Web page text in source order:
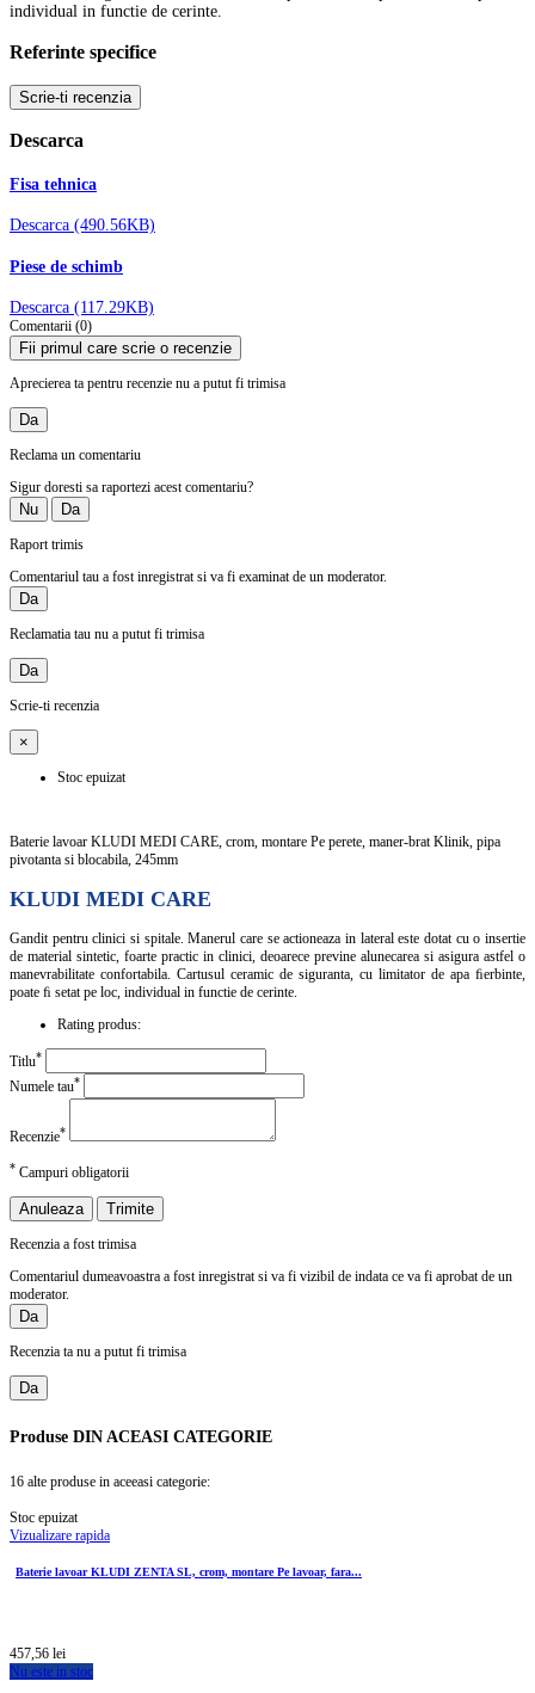
individual in functie de cerinte.
Referinte specifice
Scrie-ti recenzia
Descarca
Fisa tehnica
Descarca (490.56KB)
Piese de schimb
Descarca (117.29KB)
Comentarii (0)
Fii primul care scrie o recenzie
Aprecierea ta pentru recenzie nu a putut fi trimisa
Da
Reclama un comentariu
Sigur doresti sa raportezi acest comentariu?
Nu Da
Raport trimis
Comentariul tau a fost inregistrat si va fi examinat de un moderator.
Da
Reclamatia tau nu a putut fi trimisa
Da
Scrie-ti recenzia
×
Stoc epuizat
Baterie lavoar KLUDI MEDI CARE, crom, montare Pe perete, maner-brat Klinik, pipa
pivotanta si blocabila, 245mm
KLUDI MEDI CARE
Gandit pentru clinici si spitale. Manerul care se actioneaza in lateral este dotat cu o insertie
de material sintetic, foarte practic in clinici, deoarece previne alunecarea si asigura astfel o
manevrabilitate confortabila. Cartusul ceramic de siguranta, cu limitator de apa ﬁerbinte,
poate ﬁ setat pe loc, individual in functie de cerinte.
Rating produs:
Titlu*
Numele tau*
Recenzie*
* Campuri obligatorii
Anuleaza Trimite
Recenzia a fost trimisa
Comentariul dumeavoastra a fost inregistrat si va fi vizibil de indata ce va fi aprobat de un
moderator.
Da
Recenzia ta nu a putut fi trimisa
Da
Produse DIN ACEASI CATEGORIE
16 alte produse in aceeasi categorie:
Stoc epuizat
Vizualizare rapida
Baterie lavoar KLUDI ZENTA SL, crom, montare Pe lavoar, fara...
457,56 lei
Nu este in stoc